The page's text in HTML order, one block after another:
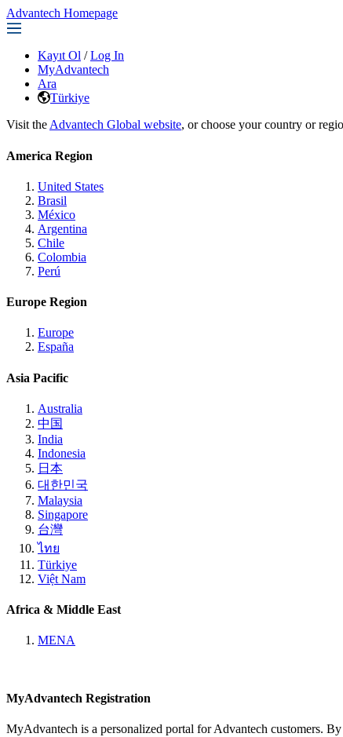
Advantech Homepage
Kayıt Ol / Log In
MyAdvantech
Ara
Türkiye
Visit the Advantech Global website, or choose your country or
America Region
United States
Brasil
México
Argentina
Chile
Colombia
Perú
Europe Region
Europe
España
Asia Pacific
Australia
中国
India
Indonesia
日本
대한민국
Malaysia
Singapore
台灣
ไทย
Türkiye
Việt Nam
Africa & Middle East
MENA
MyAdvantech Registration
MyAdvantech is a personalized portal for Advantech customers.